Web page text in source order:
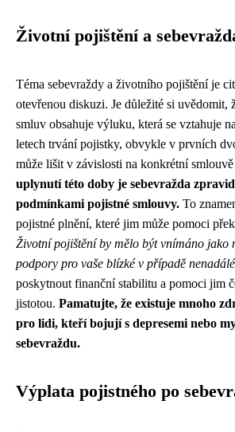
Životní pojištění a
Téma sebevraždy a životního pojištění je
otevřenou diskuzi. Je důležité si uvědomit,
smluv obsahuje výluku, která se vztahuje
letech trvání pojistky, obvykle v prvních
může lišit v závislosti na konkrétní
uplynutí této doby je sebevražda
podmínkami pojistné smlouvy. To
pojistné plnění, které jim může pomoci
Životní pojištění by mělo být vnímáno jako
podpory pro vaše blízké v případě
poskytnout finanční stabilitu a pomoci jim
jistotou. Pamatujte, že existuje mnoho
pro lidi, kteří bojují s depresemi nebo
sebevraždu.
Výplata pojistného po